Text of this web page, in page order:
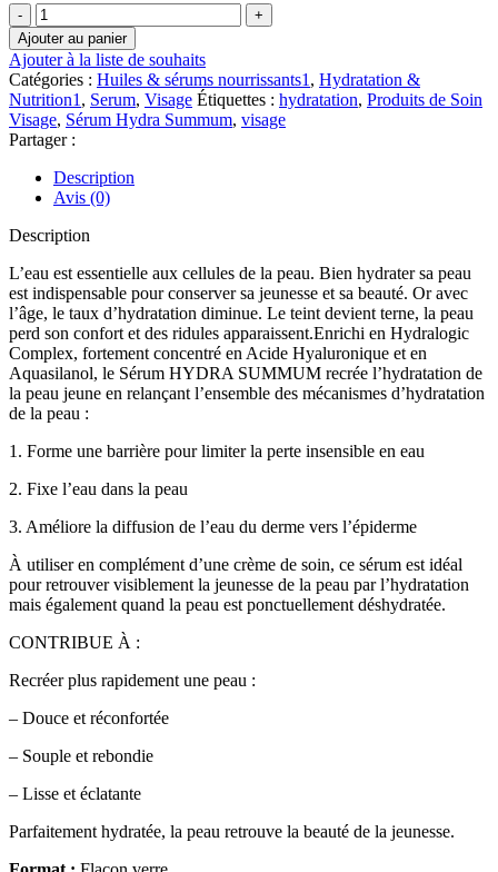
quantité
de
Guinot
Sérum
Hydra
Summum
Ajouter au panier
Ajouter à la liste de souhaits
Catégories : Huiles & sérums nourrissants1 , Hydratation &
Nutrition1 , Serum, Visage Étiquettes : hydratation, Produits de Soin
Visage, Sérum Hydra Summum, visage
Partager :
Description
Avis (0)
Description
L’eau est essentielle aux cellules de la peau. Bien hydrater sa peau
est indispensable pour conserver sa jeunesse et sa beauté. Or avec
l’âge, le taux d’hydratation diminue. Le teint devient terne, la peau
perd son confort et des ridules apparaissent.Enrichi en Hydralogic
Complex, fortement concentré en Acide Hyaluronique et en
Aquasilanol, le Sérum HYDRA SUMMUM recrée l’hydratation de
la peau jeune en relançant l’ensemble des mécanismes d’hydratation
de la peau :
1. Forme une barrière pour limiter la perte insensible en eau
2. Fixe l’eau dans la peau
3. Améliore la diffusion de l’eau du derme vers l’épiderme
À utiliser en complément d’une crème de soin, ce sérum est idéal
pour retrouver visiblement la jeunesse de la peau par l’hydratation
mais également quand la peau est ponctuellement déshydratée.
CONTRIBUE À :
Recréer plus rapidement une peau :
– Douce et réconfortée
– Souple et rebondie
– Lisse et éclatante
Parfaitement hydratée, la peau retrouve la beauté de la jeunesse.